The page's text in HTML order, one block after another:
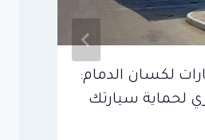
لكسان الدمام:
لحماية سيارتك